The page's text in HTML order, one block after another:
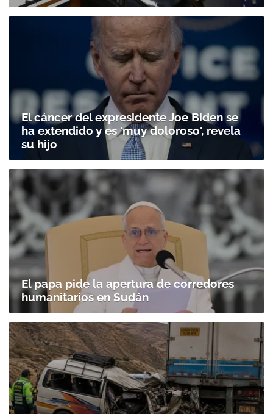
El cáncer del expresidente Joe Biden se
ha extendido y es 'muy doloroso', revela
su hijo
El papa pide la apertura de corredores
humanitarios en Sudán